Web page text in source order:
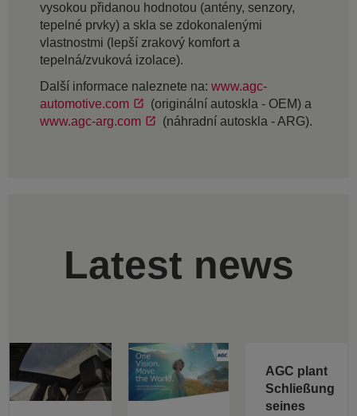
vysokou přidanou hodnotou (antény, senzory,
tepelné prvky) a skla se zdokonalenými
vlastnostmi (lepší zrakový komfort a
tepelná/zvuková izolace).
Další informace naleznete na: www.agc-
automotive.com
(originální autoskla - OEM) a
www.agc-arg.com
(náhradní autoskla - ARG).
Latest news
AGC plant
Schließung
seines